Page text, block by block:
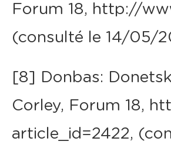
Forum 18, http://
(consulté le 14/05/
[8] Donbas:
Corley, Forum 18,
article_id=2422,